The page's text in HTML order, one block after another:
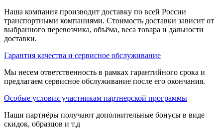
Наша компания производит доставку по всей России
транспортными компаниями. Стоимость доставки зависит от
выбранного перевозчика, объёма, веса товара и дальности
доставки.
Гарантия качества и сервисное обслуживание
Мы несем ответственность в рамках гарантийного срока и
предлагаем сервисное обслуживание после его окончания.
Особые условия участникам партнерской программы
Наши партнёры получают дополнительные бонусы в виде
скидок, образцов и т.д